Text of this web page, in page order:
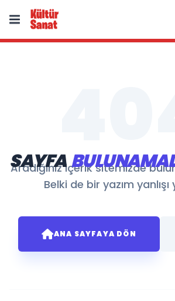
SAYFA
Aradığınız içerik sitemizde
Belki de bir yazım yanlışı
ANA SAYFAYA DÖN